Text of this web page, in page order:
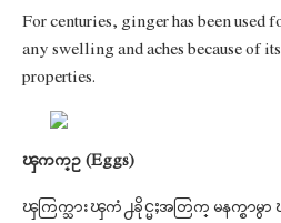
For centuries, ginger has been used
any swelling and aches because of
properties.
ၾကက္ဥ (Eggs)
ၾကြက္သားၾကံ႕ခိုင္မႈအတြက္ မနက္စာ